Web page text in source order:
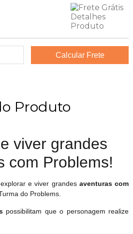
Produto
viver grandes
com Problems!
e viver grandes aventuras com
do Problems.
possibilitam que o personagem realize